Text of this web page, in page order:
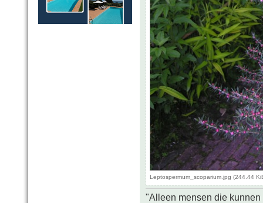
Leptospermum_scoparium.jpg (244.44
"Alleen mensen die